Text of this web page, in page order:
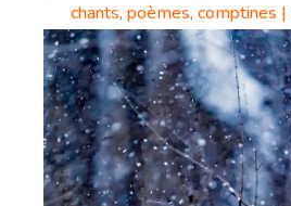
chants, poèmes, comptines |